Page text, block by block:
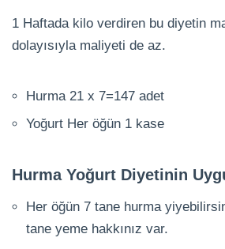
1 Haftada kilo verdiren bu diyetin
dolayısıyla maliyeti de az.
Hurma 21 x 7=147 adet
Yoğurt Her öğün 1 kase
Hurma Yoğurt Diyetinin
Her öğün 7 tane hurma
tane yeme hakkınız var.